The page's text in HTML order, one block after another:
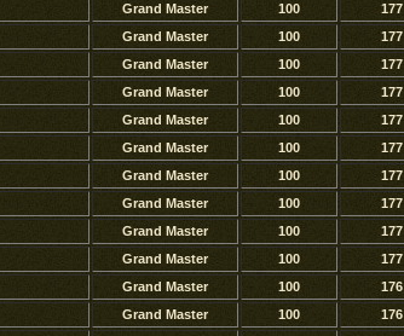
Grand Master 100
177
Grand Master 100
177
Grand Master 100
177
Grand Master 100
177
Grand Master 100
177
Grand Master 100
177
Grand Master 100
177
Grand Master 100
177
Grand Master 100
177
Grand Master 100
177
Grand Master 100
176
Grand Master 100
176